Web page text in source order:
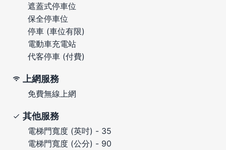
遮蓋式停車位
保全停車位
停車 (車位有限)
電動車充電站
代客停車 (付費)
上網服務
免費無線上網
其他服務
電梯門寬度 (英吋) - 35
電梯門寬度 (公分) - 90